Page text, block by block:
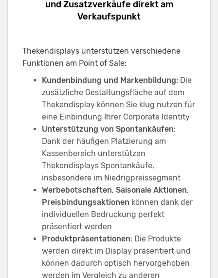
und Zusatzverkäufe direkt am
Verkaufspunkt
Thekendisplays unterstützen verschiedene
Funktionen am Point of Sale:
Kundenbindung und Markenbildung: Die
zusätzliche Gestaltungsfläche auf dem
Thekendisplay können Sie klug nutzen für
eine Einbindung Ihrer Corporate Identity
Unterstützung von Spontankäufen:
Dank der häufigen Platzierung am
Kassenbereich unterstützen
Thekendisplays Spontankäufe,
insbesondere im Niedrigpreissegment
Werbebotschaften, Saisonale Aktionen,
Preisbindungsaktionen können dank der
individuellen Bedruckung perfekt
präsentiert werden
Produktpräsentationen: Die Produkte
werden direkt im Display präsentiert und
können dadurch optisch hervorgehoben
werden im Vergleich zu anderen